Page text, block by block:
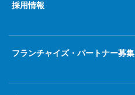
採用情報
フランチャイズ・パートナー募集